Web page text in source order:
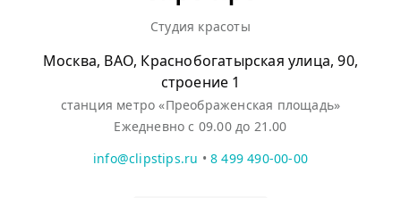
Студия красоты
Москва, ВАО, Краснобогатырская улица, 90,
строение 1
станция метро «Преображенская площадь»
Ежедневно с 09.00 до 21.00
info@clipstips.ru • 8 499 490-00-00